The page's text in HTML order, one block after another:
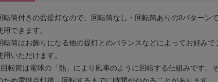
転筒付きの盆提灯なので、回転筒なし・回転筒ありの2パターン
用できます。
転筒はお飾りになる他の提灯とのバランスなどによってお好みで
用いただけます。
転筒は電球の「熱」により風車のように回転する仕組みです。
ため電球点灯後、回転するまでに時間がかかることがあります。